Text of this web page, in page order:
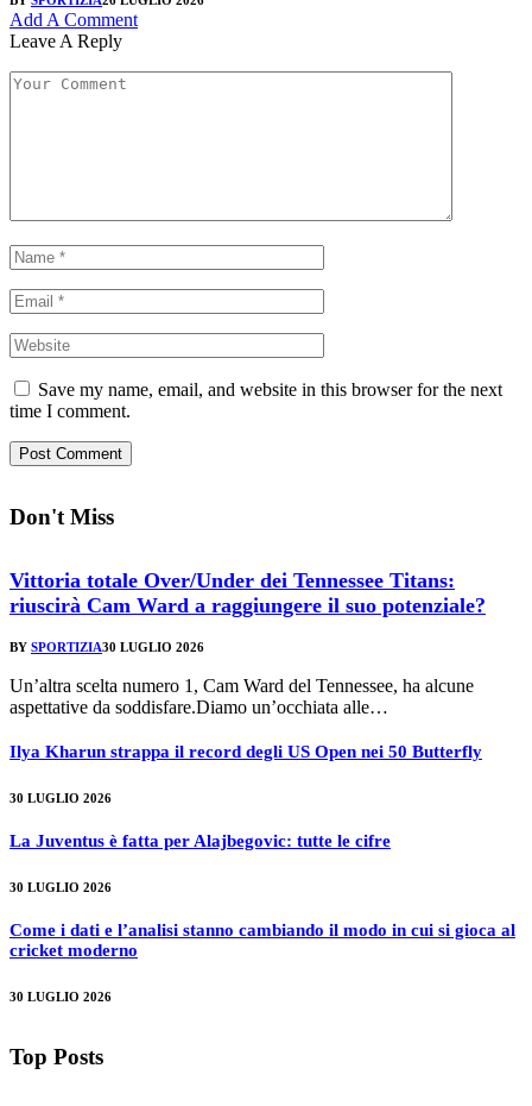
Add A Comment
Leave A Reply
Save my name, email, and website in this browser for the next
time I comment.
Don't Miss
Vittoria totale Over/Under dei Tennessee Titans:
riuscirà Cam Ward a raggiungere il suo potenziale?
BY SPORTIZIA30 LUGLIO 2026
Un’altra scelta numero 1, Cam Ward del Tennessee, ha alcune
aspettative da soddisfare.Diamo un’occhiata alle…
Ilya Kharun strappa il record degli US Open nei 50 Butterfly
30 LUGLIO 2026
La Juventus è fatta per Alajbegovic: tutte le cifre
30 LUGLIO 2026
Come i dati e l’analisi stanno cambiando il modo in cui si gioca al
cricket moderno
30 LUGLIO 2026
Top Posts